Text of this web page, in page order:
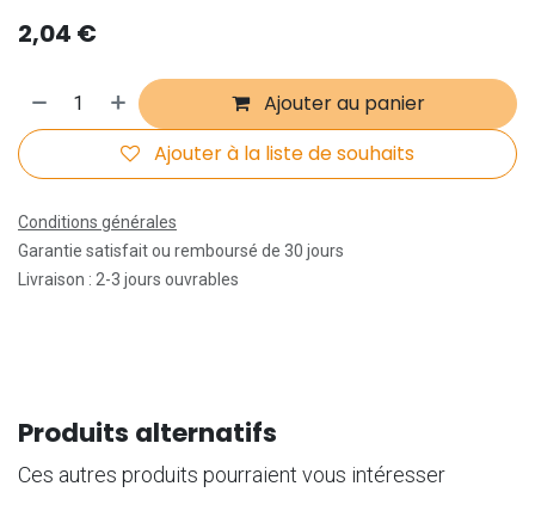
2,04 €
Ajouter au panier
Ajouter à la liste de souhaits
Conditions générales
Garantie satisfait ou remboursé de 30 jours
Livraison : 2-3 jours ouvrables
Produits alternatifs
Ces autres produits pourraient vous intéresser